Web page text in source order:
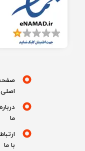
صفحه
درباره
ارتباط